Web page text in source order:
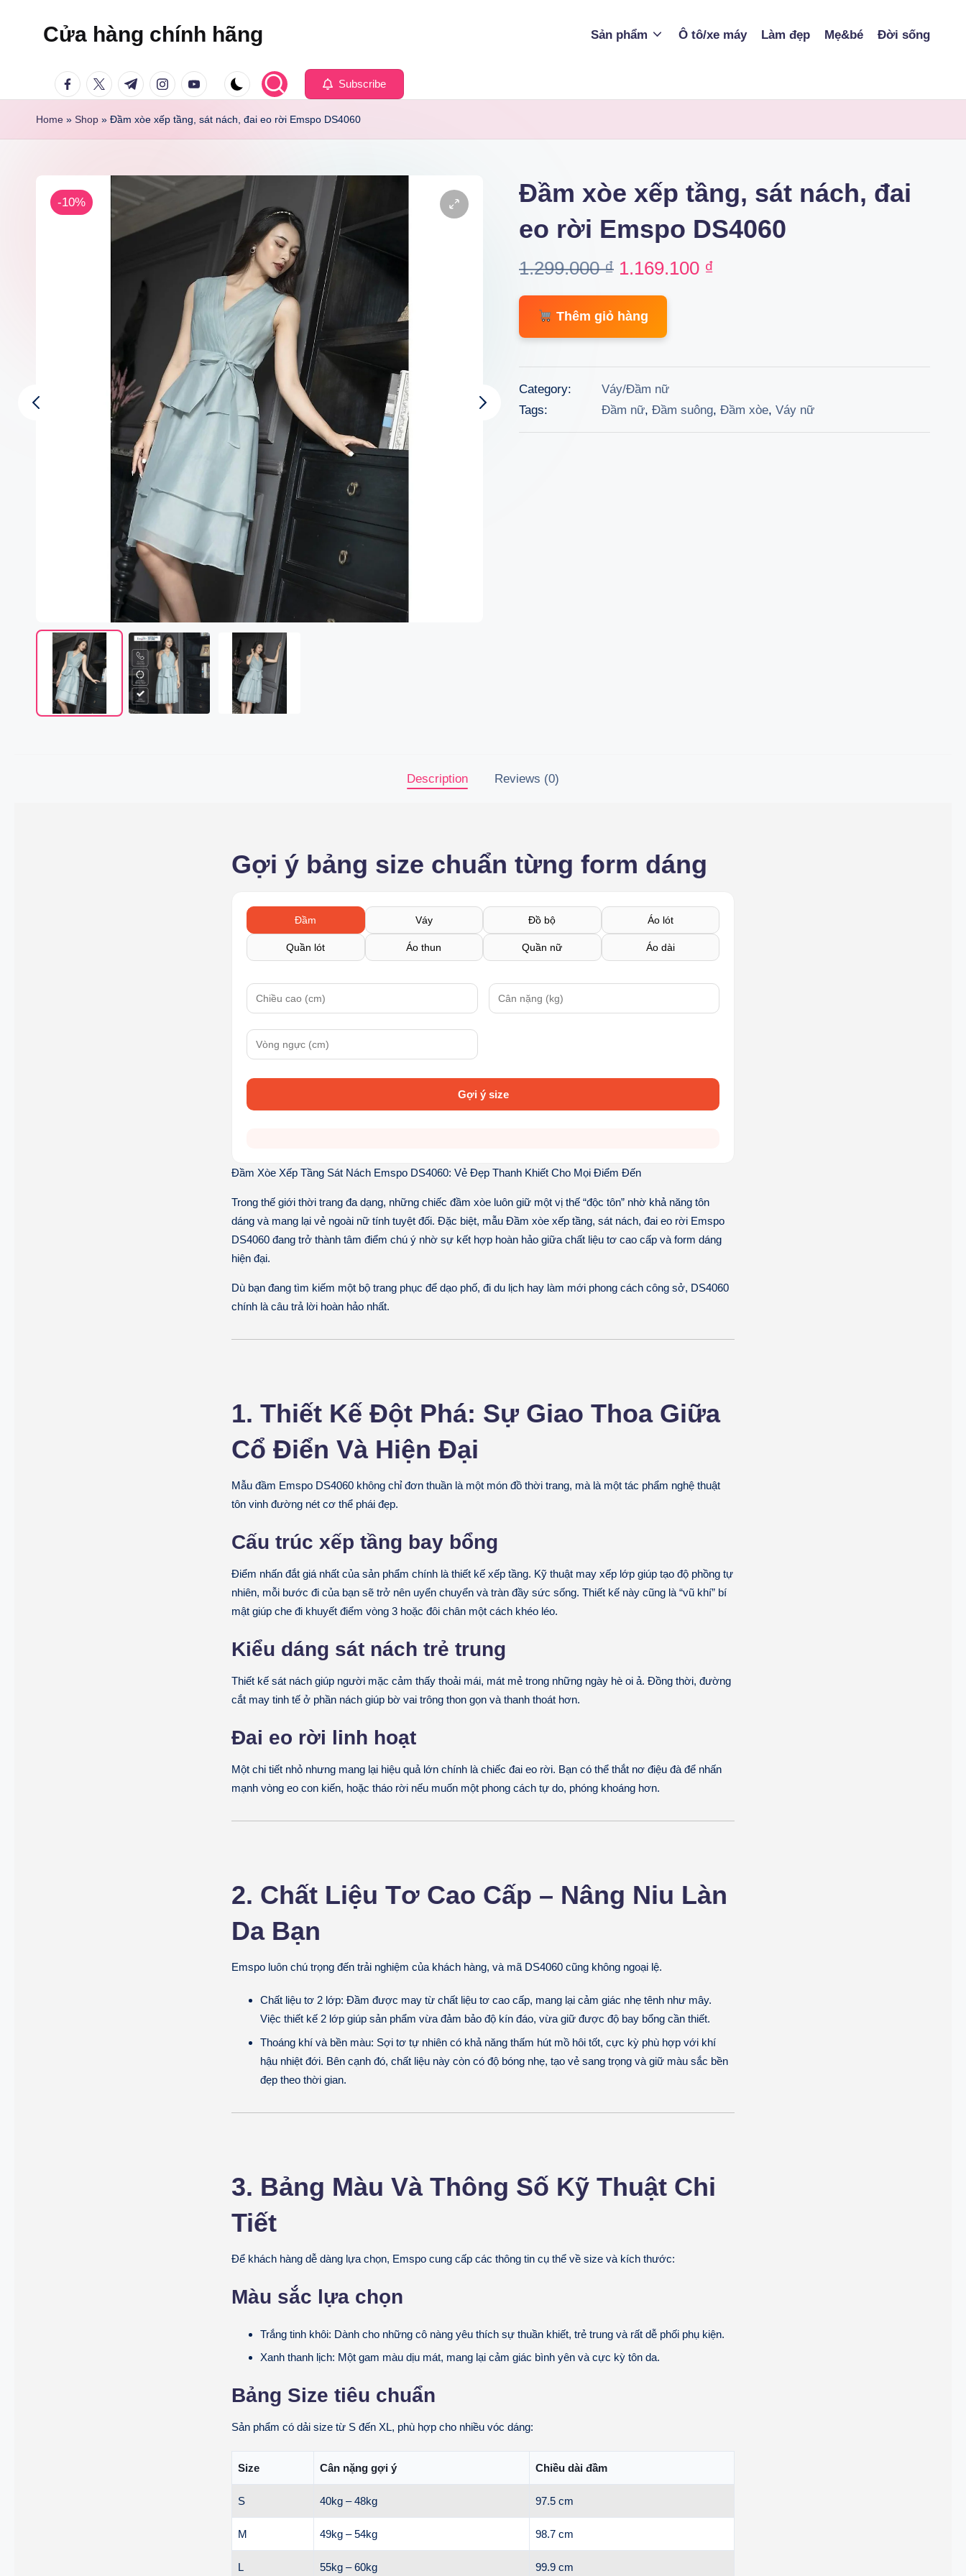
Cửa hàng chính hãng Sản phẩm Ô tô/xe máy Làm đẹp Mẹ&bé Đời sống
facebook.com
twitter.com
t.me instagram.com
youtube.com Subscribe
Home » Shop » Đầm xòe xếp tầng, sát nách, đai eo rời Emspo DS4060
-10%
Đầm xòe xếp tầng, sát nách, đai
eo rời Emspo DS4060
1.299.000₫ Original
price
was:
1.299.000 ₫.
1.169.100 ₫
1.169.100 ₫.
Thêm giỏ hàng
Category:
Váy/Đầm nữ
Tags:
Đầm nữ, Đầm suông, Đầm xòe, Váy nữ
Description Reviews (0)
Gợi ý bảng size chuẩn từng form dáng
Đầm Váy Đồ bộ Áo lót
Quần lót Áo thun Quần nữ Áo dài
Gợi ý size
Đầm Xòe Xếp Tầng Sát Nách Emspo DS4060: Vẻ Đẹp Thanh Khiết Cho Mọi Điểm Đến
Trong thế giới thời trang đa dạng, những chiếc đầm xòe luôn giữ một vị thế “độc tôn” nhờ khả năng tôn
dáng và mang lại vẻ ngoài nữ tính tuyệt đối. Đặc biệt, mẫu Đầm xòe xếp tầng, sát nách, đai eo rời Emspo
DS4060 đang trở thành tâm điểm chú ý nhờ sự kết hợp hoàn hảo giữa chất liệu tơ cao cấp và form dáng
hiện đại.
Dù bạn đang tìm kiếm một bộ trang phục để dạo phố, đi du lịch hay làm mới phong cách công sở, DS4060
chính là câu trả lời hoàn hảo nhất.
1. Thiết Kế Đột Phá: Sự Giao Thoa Giữa
Cổ Điển Và Hiện Đại
Mẫu đầm Emspo DS4060 không chỉ đơn thuần là một món đồ thời trang, mà là một tác phẩm nghệ thuật
tôn vinh đường nét cơ thể phái đẹp.
Cấu trúc xếp tầng bay bổng
Điểm nhấn đắt giá nhất của sản phẩm chính là thiết kế xếp tầng. Kỹ thuật may xếp lớp giúp tạo độ phồng tự
nhiên, mỗi bước đi của bạn sẽ trở nên uyển chuyển và tràn đầy sức sống. Thiết kế này cũng là “vũ khí” bí
mật giúp che đi khuyết điểm vòng 3 hoặc đôi chân một cách khéo léo.
Kiểu dáng sát nách trẻ trung
Thiết kế sát nách giúp người mặc cảm thấy thoải mái, mát mẻ trong những ngày hè oi ả. Đồng thời, đường
cắt may tinh tế ở phần nách giúp bờ vai trông thon gọn và thanh thoát hơn.
Đai eo rời linh hoạt
Một chi tiết nhỏ nhưng mang lại hiệu quả lớn chính là chiếc đai eo rời. Bạn có thể thắt nơ điệu đà để nhấn
mạnh vòng eo con kiến, hoặc tháo rời nếu muốn một phong cách tự do, phóng khoáng hơn.
2. Chất Liệu Tơ Cao Cấp – Nâng Niu Làn
Da Bạn
Emspo luôn chú trọng đến trải nghiệm của khách hàng, và mã DS4060 cũng không ngoại lệ.
Chất liệu tơ 2 lớp: Đầm được may từ chất liệu tơ cao cấp, mang lại cảm giác nhẹ tênh như mây.
Việc thiết kế 2 lớp giúp sản phẩm vừa đảm bảo độ kín đáo, vừa giữ được độ bay bổng cần thiết.
Thoáng khí và bền màu: Sợi tơ tự nhiên có khả năng thấm hút mồ hôi tốt, cực kỳ phù hợp với khí
hậu nhiệt đới. Bên cạnh đó, chất liệu này còn có độ bóng nhẹ, tạo vẻ sang trọng và giữ màu sắc bền
đẹp theo thời gian.
3. Bảng Màu Và Thông Số Kỹ Thuật Chi
Tiết
Để khách hàng dễ dàng lựa chọn, Emspo cung cấp các thông tin cụ thể về size và kích thước:
Màu sắc lựa chọn
Trắng tinh khôi: Dành cho những cô nàng yêu thích sự thuần khiết, trẻ trung và rất dễ phối phụ kiện.
Xanh thanh lịch: Một gam màu dịu mát, mang lại cảm giác bình yên và cực kỳ tôn da.
Bảng Size tiêu chuẩn
Sản phẩm có dải size từ S đến XL, phù hợp cho nhiều vóc dáng:
Size Cân nặng gợi ý Chiều dài đầm
S 40kg – 48kg 97.5 cm
M 49kg – 54kg 98.7 cm
L 55kg – 60kg 99.9 cm